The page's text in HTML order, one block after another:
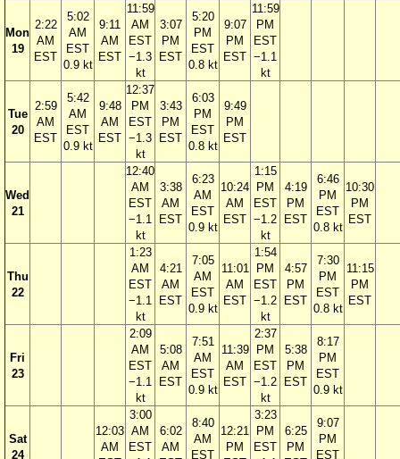
Mon
19
2:22
AM
EST
5:02
AM
EST
0.9 kt
9:11
AM
EST
11:59
AM
EST
−1.3
kt
3:07
PM
EST
5:20
PM
EST
0.8 kt
9:07
PM
EST
11:59
PM
EST
−1.1
kt
Tue
20
2:59
AM
EST
5:42
AM
EST
0.9 kt
9:48
AM
EST
12:37
PM
EST
−1.3
kt
3:43
PM
EST
6:03
PM
EST
0.8 kt
9:49
PM
EST
Wed
21
12:40
AM
EST
−1.1
kt
3:38
AM
EST
6:23
AM
EST
0.9 kt
10:24
AM
EST
1:15
PM
EST
−1.2
kt
4:19
PM
EST
6:46
PM
EST
0.8 kt
10:30
PM
EST
Thu
22
1:23
AM
EST
−1.1
kt
4:21
AM
EST
7:05
AM
EST
0.9 kt
11:01
AM
EST
1:54
PM
EST
−1.2
kt
4:57
PM
EST
7:30
PM
EST
0.8 kt
11:15
PM
EST
Fri
23
2:09
AM
EST
−1.1
kt
5:08
AM
EST
7:51
AM
EST
0.9 kt
11:39
AM
EST
2:37
PM
EST
−1.2
kt
5:38
PM
EST
8:17
PM
EST
0.9 kt
Sat
24
12:03
AM
3:00
AM
EST
6:02
AM
8:40
AM
EST
12:21
PM
3:23
PM
EST
6:25
PM
9:07
PM
EST